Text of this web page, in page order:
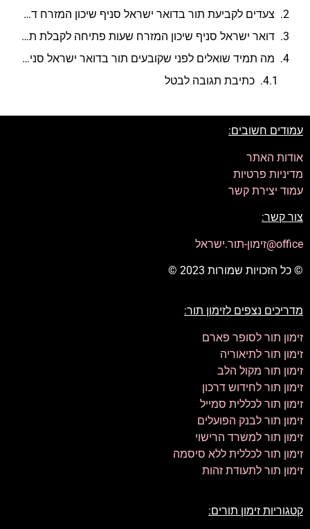
צעדים לקביעת תור בדואר ישראל סניף שיכון המזרח דרך האתר
דואר ישראל סניף שיכון המזרח שעות פתיחה לקבלת תורים
מה תמיד שואלים לפני שקובעים תור בדואר ישראל סניף שיכון המזרח?
כתיבת תגובה לבטל
עמודים חשובים:
אודות האתר
מדיניות פרטיות
עמוד יצירת קשר
צור קשר:
office@זימון-תור.ישראל
© כל הזכויות שמורות 2023 ©
מדריכים נצפים לזימון תור:
זימון תור לסופר פארם
זימון תור לתיאוריה
זימון תור מקול הלב
זימון תור לחידוש דרכון
זימון תור לכללית סמייל
זימון תור לבנק הפועלים
זימון תור למשרד הרישוי
זימון תור לכללית ללא סיסמה
זימון תור לתעודת זהות
קטגוריות זימון תורים: